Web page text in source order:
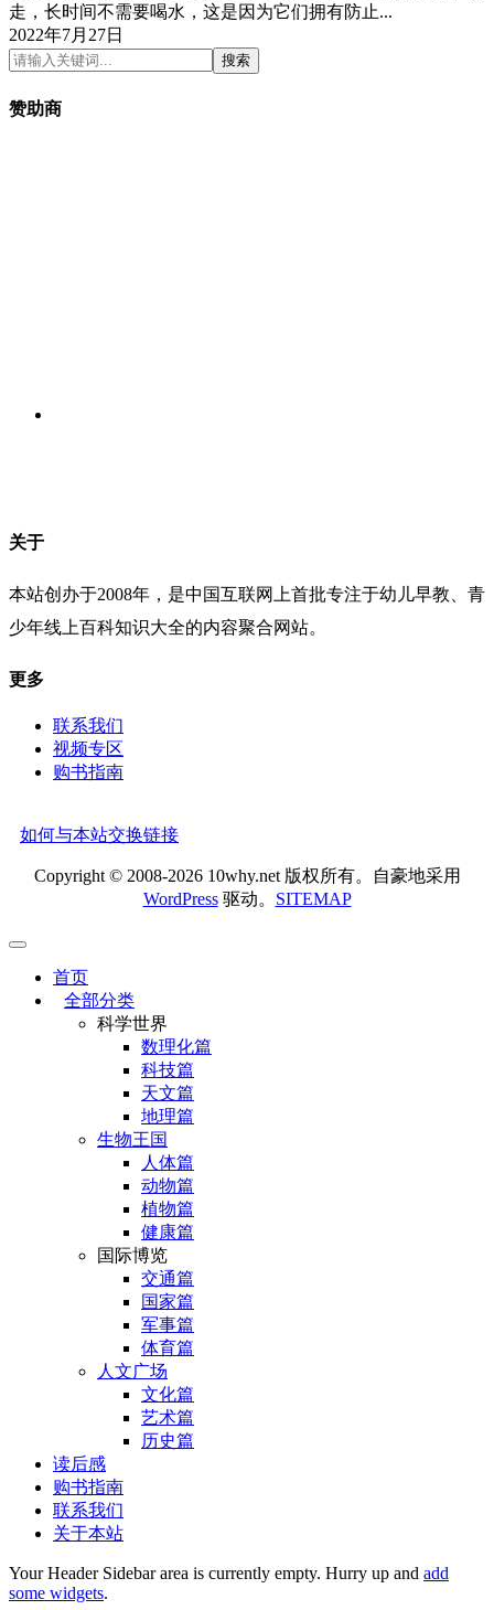
走，长时间不需要喝水，这是因为它们拥有防止...
2022年7月27日
搜索
赞助商
关于
本站创办于2008年，是中国互联网上首批专注于幼儿早教、青
少年线上百科知识大全的内容聚合网站。
更多
联系我们
视频专区
购书指南
如何与本站交换链接
Copyright © 2008-2026 10why.net 版权所有。自豪地采用
WordPress驱动。 SITEMAP
首页
全部分类
科学世界
数理化篇
科技篇
天文篇
地理篇
生物王国
人体篇
动物篇
植物篇
健康篇
国际博览
交通篇
国家篇
军事篇
体育篇
人文广场
文化篇
艺术篇
历史篇
读后感
购书指南
联系我们
关于本站
Your Header Sidebar area is currently empty. Hurry up and add
some widgets.